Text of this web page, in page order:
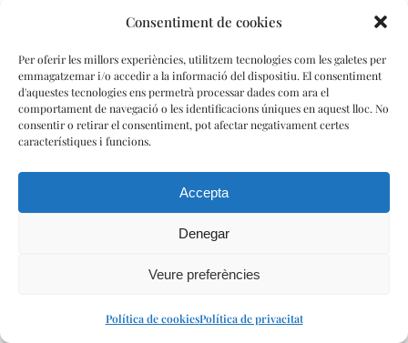
Consentiment de cookies
Per oferir les millors experiències, utilitzem tecnologies com les galetes per
emmagatzemar i/o accedir a la informació del dispositiu. El consentiment
d'aquestes tecnologies ens permetrà processar dades com ara el
comportament de navegació o les identificacions úniques en aquest lloc. No
consentir o retirar el consentiment, pot afectar negativament certes
característiques i funcions.
Accepta
Denegar
Veure preferències
Política de cookiesPolítica de privacitat
amontiel@casanovasassessors.com
Més informació
Idiomes: català, castellà